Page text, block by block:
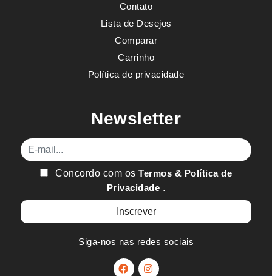
Contato
Lista de Desejos
Comparar
Carrinho
Política de privacidade
Newsletter
E-mail
Concordo com osTermos & Política de
Privacidade .
Siga-nos nas redes sociais